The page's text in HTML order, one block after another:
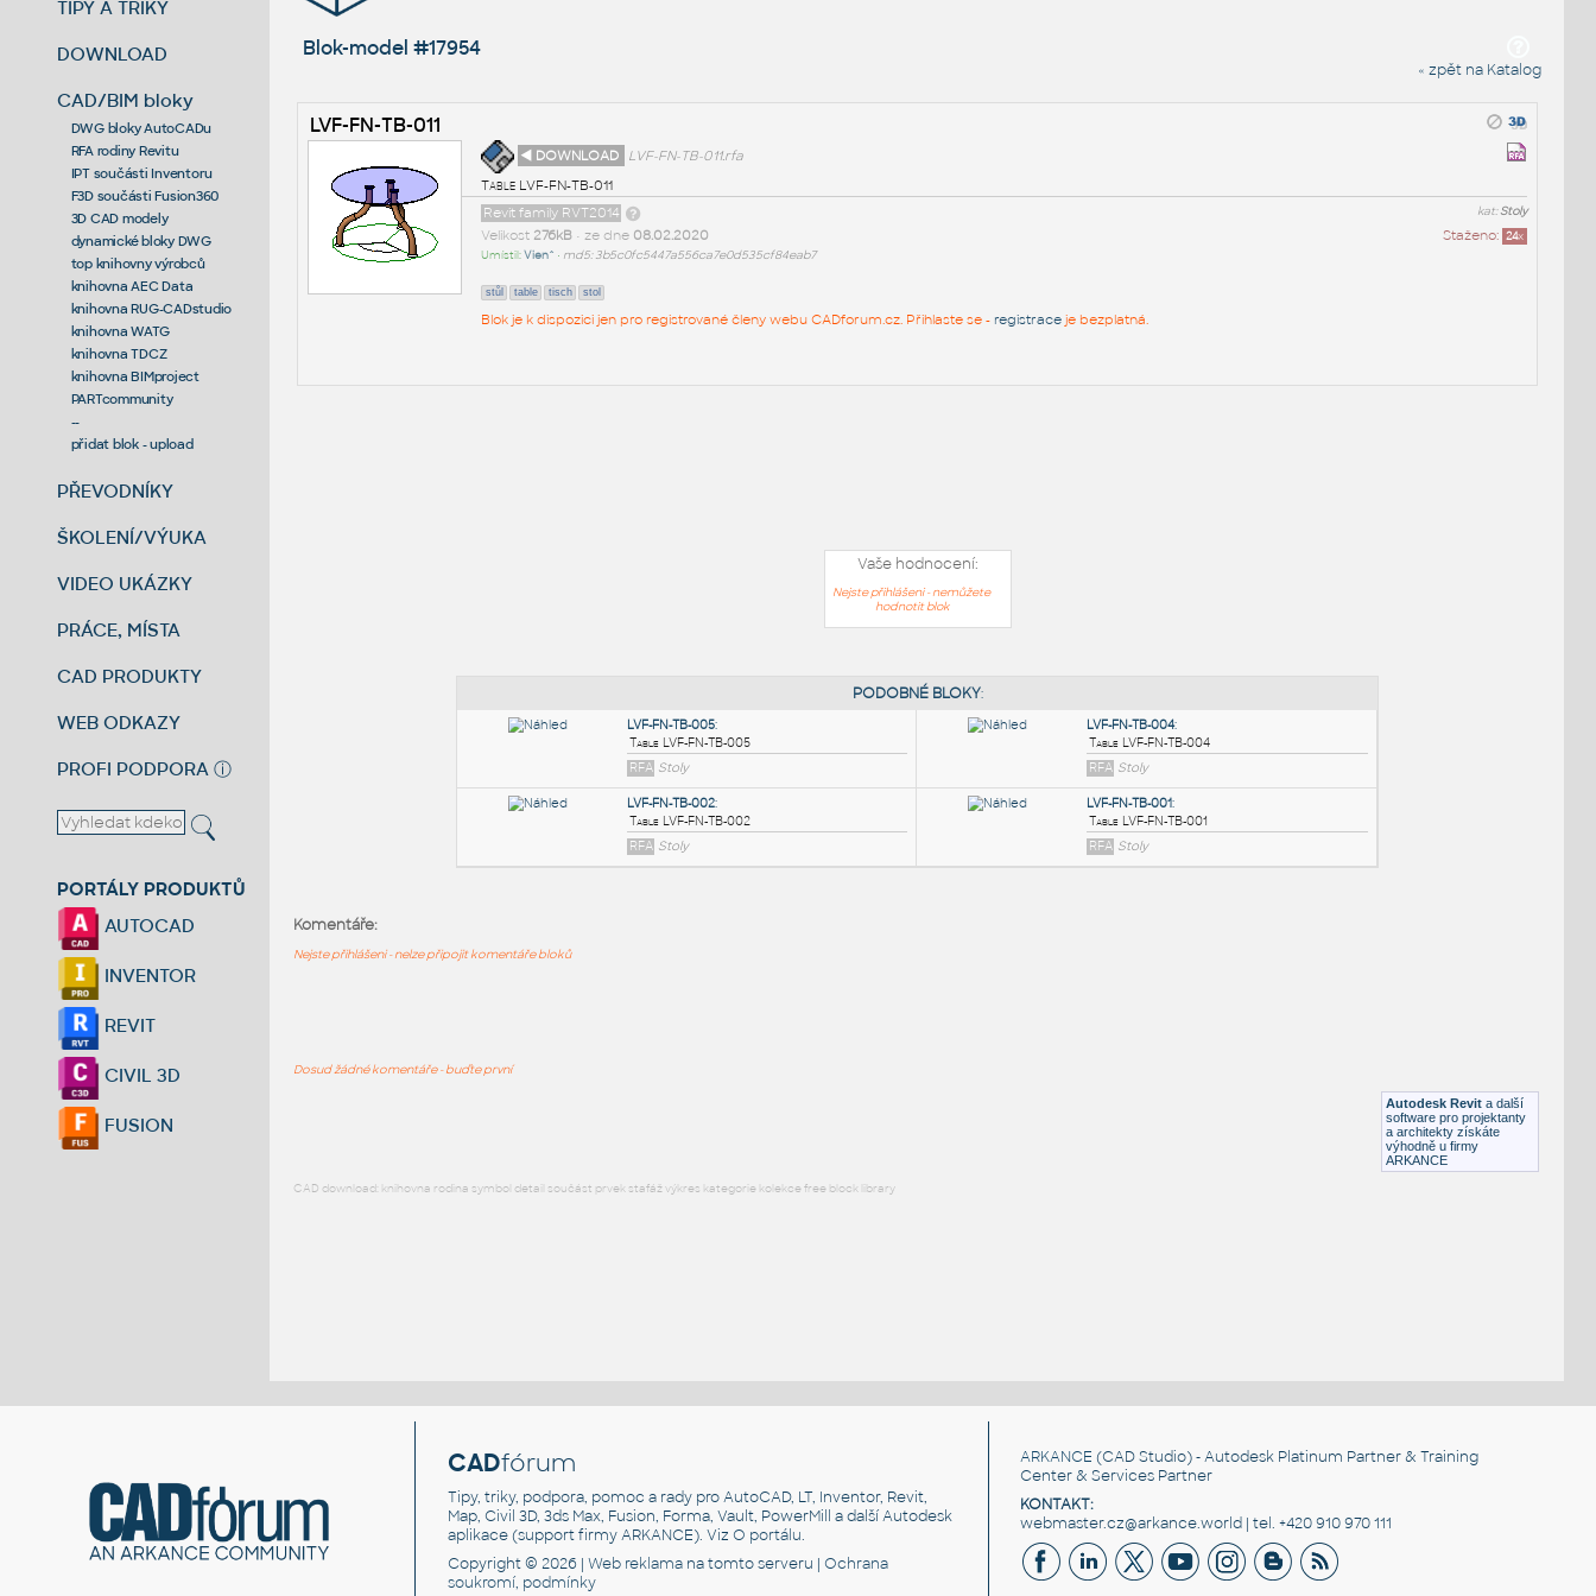
TIPY A TRIKY
DOWNLOAD
CAD/BIM bloky
DWG bloky AutoCADu
RFA rodiny Revitu
IPT součásti Inventoru
F3D součásti Fusion360
3D CAD modely
dynamické bloky DWG
top knihovny výrobců
knihovna AEC Data
knihovna RUG-CADstudio
knihovna WATG
knihovna TDCZ
knihovna BIMproject
PARTcommunity
--
přidat blok - upload
PŘEVODNÍKY
ŠKOLENÍ/VÝUKA
VIDEO UKÁZKY
PRÁCE, MÍSTA
CAD PRODUKTY
WEB ODKAZY
PROFI PODPORA ⓘ
PORTÁLY PRODUKTŮ
AUTOCAD
INVENTOR
REVIT
CIVIL 3D
FUSION
Blok-model #17954
« zpět na Katalog
LVF-FN-TB-011
◄ DOWNLOAD
LVF-FN-TB-011.rfa
Table LVF-FN-TB-011
kat:Stoly
Revit family RVT2014
Staženo: 24x
Velikost 276kB• ze dne 08.02.2020
Umístil:Vien^ • md5: 3b5c0fc5447a556ca7e0d535cf84eab7
stůl table tisch stol
Blok je k dispozici jen pro registrované členy webu CADforum.cz. Přihlaste se - registraceje bezplatná.
Vaše hodnocení:
Nejste přihlášeni - nemůžete
hodnotit blok
Autodesk Revit a další
software pro projektanty
a architekty získáte
výhodně u firmy
ARKANCE
Komentáře:
Nejste přihlášeni - nelze připojit komentáře bloků
Dosud žádné komentáře - buďte první
CAD download: knihovna rodina symbol detail součást prvek stafáž výkres kategorie kolekce free block library
CADfórum
Tipy, triky, podpora, pomoc a rady pro AutoCAD, LT, Inventor, Revit,
Map, Civil 3D, 3ds Max, Fusion, Forma, Vault, PowerMill a další Autodesk
aplikace (support firmy ARKANCE). VizO portálu.
Copyright © 2026 |Web reklama na tomto serveru |Ochrana
soukromí, podmínky
ARKANCE (CAD Studio) - Autodesk Platinum Partner & Training
Center & Services Partner
KONTAKT:
webmaster.cz@arkance.world | tel. +420 910 970 111